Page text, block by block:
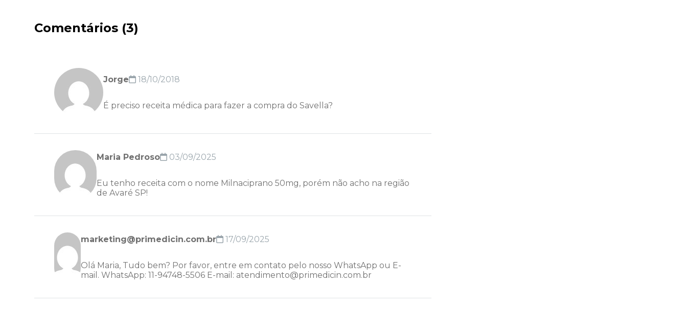
Comentários (3)
Jorge 18/10/2018
É preciso receita médica para fazer a compra do Savella?
Maria Pedroso 03/09/2025
Eu tenho receita com o nome Milnaciprano 50mg, porém não acho na região
de Avaré SP!
marketing@primedicin.com.br 17/09/2025
Olá Maria, Tudo bem? Por favor, entre em contato pelo nosso WhatsApp ou E-
mail. WhatsApp: 11-94748-5506 E-mail: atendimento@primedicin.com.br